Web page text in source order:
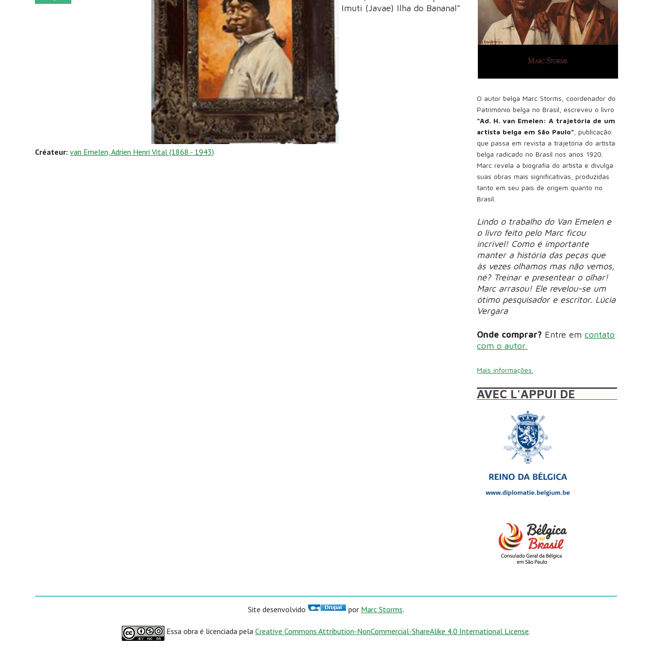
Imuti (Javae) Ilha do Bananal”
Créateur: van Emelen, Adrien Henri Vital (1868 - 1943)
O autor belga Marc Storms, coordenador do
Patrimônio belga no Brasil, escreveu o livro
“Ad. H. van Emelen: A trajetória de um
artista belga em São Paulo” , publicação
que passa em revista a trajetória do artista
belga radicado no Brasil nos anos 1920.
Marc revela a biografia do artista e divulga
suas obras mais significativas, produzidas
tanto em seu país de origem quanto no
Brasil.
Lindo o trabalho do Van Emelen e
o livro feito pelo Marc ficou
incrível! Como é importante
manter a história das peças que
às vezes olhamos mas não vemos,
né? Treinar e presentear o olhar!
Marc arrasou! Ele revelou-se um
ótimo pesquisador e escritor. Lúcia
Vergara
Onde comprar? Entre emcontato
com o autor.
Mais informações.
AVEC L'APPUI DE
Site desenvolvido por Marc Storms.
Essa obra é licenciada pela Creative Commons Attribution-NonCommercial-ShareAlike 4.0 International License.